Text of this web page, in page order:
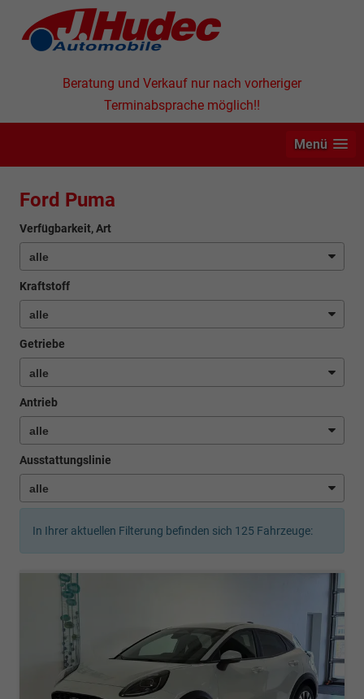
Beratung und Verkauf nur nach vorheriger
Terminabsprache möglich!!
Menü
Ford Puma
Verfügbarkeit, Art
Kraftstoff
Getriebe
Antrieb
Ausstattungslinie
In Ihrer aktuellen Filterung befinden sich 125 Fahrzeuge: